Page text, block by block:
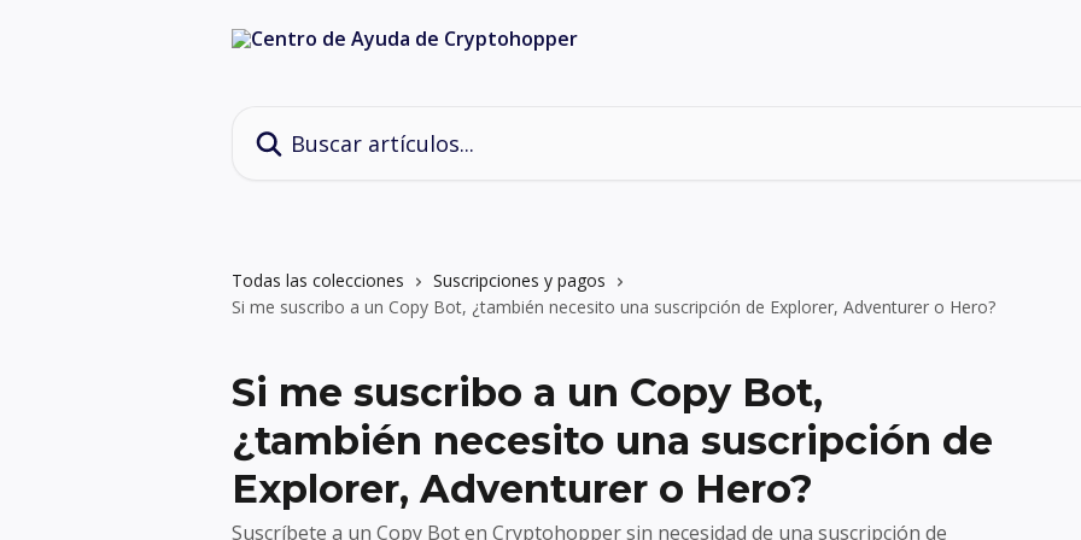
Todas las colecciones
Suscripciones y pagos
Si me suscribo a un Copy Bot, ¿también necesito una suscripción de Explorer, Adventurer o Hero?
Si me suscribo a un Copy Bot,
¿también necesito una suscripción de
Explorer, Adventurer o Hero?
Suscríbete a un Copy Bot en Cryptohopper sin necesidad de una suscripción de